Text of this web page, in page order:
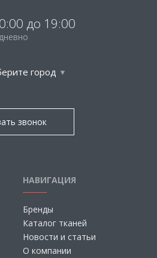
до 19:00
город
звонок
НАВИГАЦИЯ
Бренды
Каталог тканей
Новости и статьи
О компании